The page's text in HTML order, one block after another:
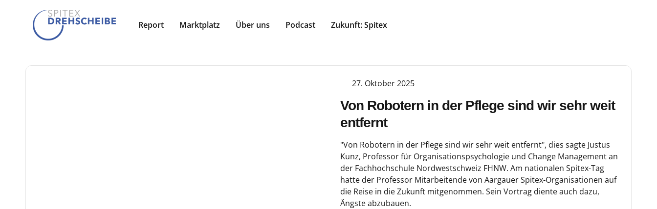
Report Marktplatz Über uns Podcast Zukunft: Spitex
27. Oktober 2025
Von Robotern in der Pflege sind wir sehr weit
entfernt
"Von Robotern in der Pflege sind wir sehr weit entfernt", dies sagte Justus
Kunz, Professor für Organisationspsychologie und Change Management an
der Fachhochschule Nordwestschweiz FHNW. Am nationalen Spitex-Tag
hatte der Professor Mitarbeitende von Aargauer Spitex-Organisationen auf
die Reise in die Zukunft mitgenommen. Sein Vortrag diente auch dazu,
Ängste abzubauen.